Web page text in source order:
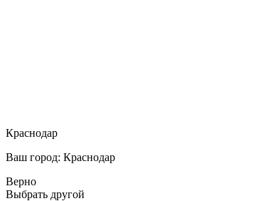
Краснодар
Ваш город: Краснодар
Верно
Выбрать другой